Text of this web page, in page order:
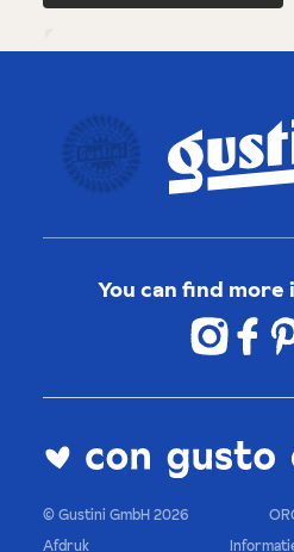
You can find
© Gustini GmbH 2026
Afdruk